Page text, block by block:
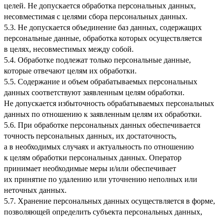
целей. Не допускается обработка персональных данных,
несовместимая с целями сбора персональных данных.
5.3. Не допускается объединение баз данных, содержащих
персональные данные, обработка которых осуществляется
в целях, несовместимых между собой.
5.4. Обработке подлежат только персональные данные,
которые отвечают целям их обработки.
5.5. Содержание и объем обрабатываемых персональных
данных соответствуют заявленным целям обработки.
Не допускается избыточность обрабатываемых персональных
данных по отношению к заявленным целям их обработки.
5.6. При обработке персональных данных обеспечивается
точность персональных данных, их достаточность,
а в необходимых случаях и актуальность по отношению
к целям обработки персональных данных. Оператор
принимает необходимые меры и/или обеспечивает
их принятие по удалению или уточнению неполных или
неточных данных.
5.7. Хранение персональных данных осуществляется в форме,
позволяющей определить субъекта персональных данных,